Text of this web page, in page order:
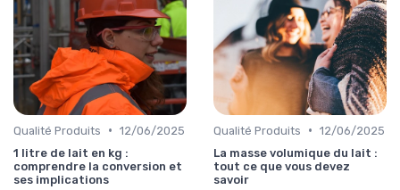
Qualité Produits • 12/06/2025
1 litre de lait en kg :
comprendre la conversion et
ses implications
Qualité Produits • 12/06/2025
La masse volumique du lait :
tout ce que vous devez
savoir